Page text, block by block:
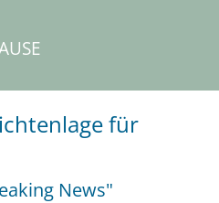
für
News"